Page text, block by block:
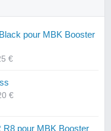
pour MBK Booster
€
€
R8 pour MBK Booster